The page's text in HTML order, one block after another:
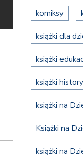
komiksy
książki dla
książki
książki
książki na
Książki na
książki na